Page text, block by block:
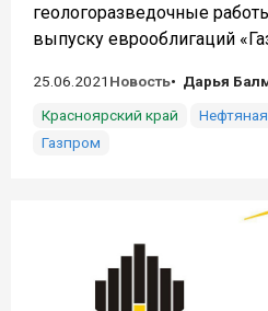
геологоразведочные
выпуску еврооблигаций
25.06.2021 Новость
Дарья
Красноярский край
Газпром